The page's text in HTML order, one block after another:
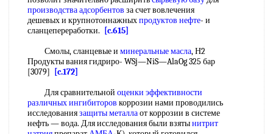
производства адсорбентов за счет вовлечения
дешевых и крупнотоннажныхпродуктов нефте- и
сланцепереработки.
[c.615]
Смолы, сланцевые и минеральные масла, Н2
Продукты вания гидриро- WSj—NiS—AlaOg 325 бар
[3079]
[c.172]
Для сравнительной оценки эффективности
различных ингибиторов коррозии нами проводились
исследованиязащиты металлаот коррозии в системе
нефть — вода. Для исследования были взятынитрит